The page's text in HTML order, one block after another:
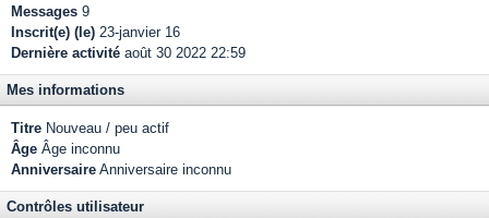
Messages 9
Inscrit(e) (le) 23-janvier 16
Dernière activité août 30 2022 22:59
Mes informations
Titre Nouveau / peu actif
Âge Âge inconnu
Anniversaire Anniversaire inconnu
Contrôles utilisateur